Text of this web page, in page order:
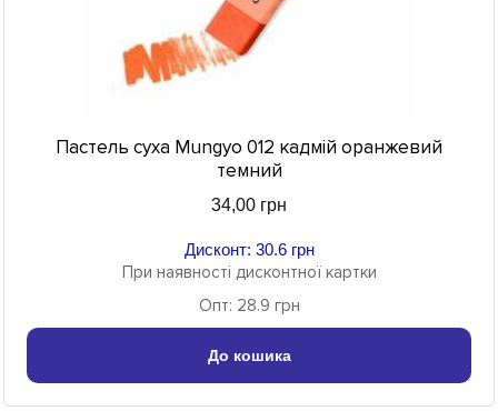
Пастель суха Mungyo 012 кадмій оранжевий
темний
34,00 грн
Дисконт: 30.6 грн
При наявності дисконтної картки
Опт: 28.9 грн
До кошика